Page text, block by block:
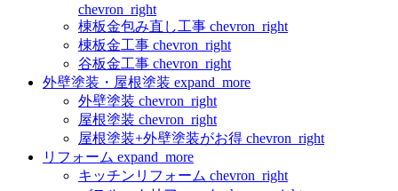
chevron_right
棟板金包み直し工事 chevron_right
棟板金工事 chevron_right
谷板金工事 chevron_right
外壁塗装・屋根塗装 expand_more
外壁塗装 chevron_right
屋根塗装 chevron_right
屋根塗装+外壁塗装がお得 chevron_right
リフォーム expand_more
キッチンリフォーム chevron_right